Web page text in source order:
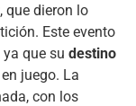
, que dieron lo
Este evento
ya que su destino
en juego. La
con los